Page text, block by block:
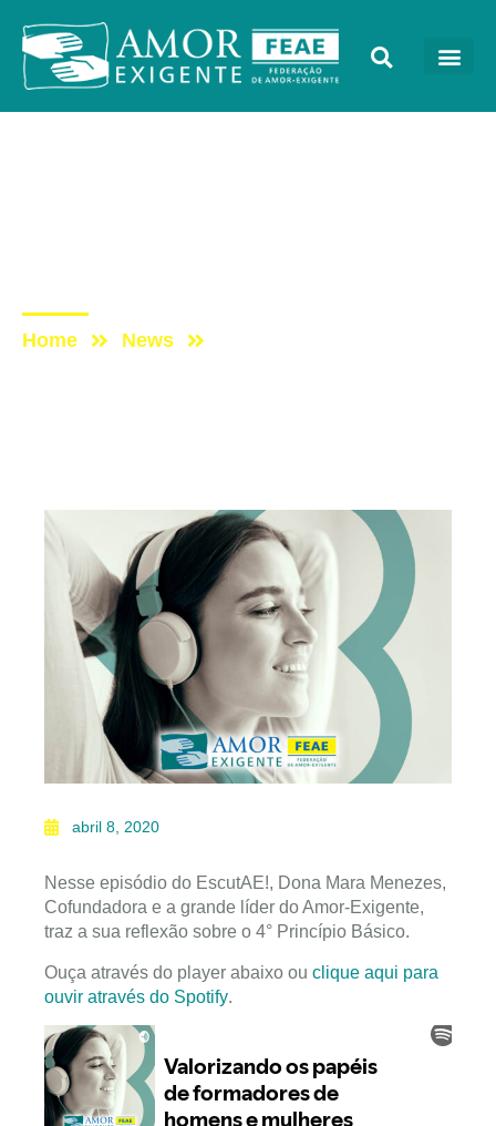
Home News
abril 8, 2020
Nesse episódio do EscutAE!, Dona Mara Menezes,
Cofundadora e a grande líder do Amor-Exigente,
traz a sua reflexão sobre o 4° Princípio Básico.
Ouça através do player abaixo ou clique aqui para
ouvir através do Spotify.